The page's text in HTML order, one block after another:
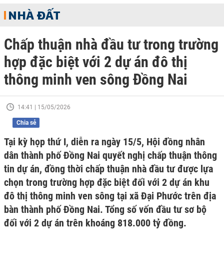
NHÀ ĐẤT
Chấp thuận nhà đầu tư trong trường
hợp đặc biệt với 2 dự án đô thị
thông minh ven sông Đồng Nai
14:41 | 15/05/2026
Chia sẻ
Tại kỳ họp thứ I, diễn ra ngày 15/5, Hội đồng nhân
dân thành phố Đồng Nai quyết nghị chấp thuận thông
tin dự án, đồng thời chấp thuận nhà đầu tư được lựa
chọn trong trường hợp đặc biệt đối với 2 dự án khu
đô thị thông minh ven sông tại xã Đại Phước trên địa
bàn thành phố Đồng Nai. Tổng số vốn đầu tư sơ bộ
đối với 2 dự án trên khoáng 818.000 tỷ đồng.